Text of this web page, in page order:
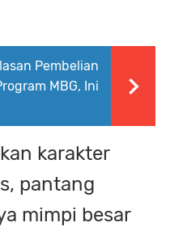
Pembelian
MBG, Ini
karakter
pantang
mimpi besar